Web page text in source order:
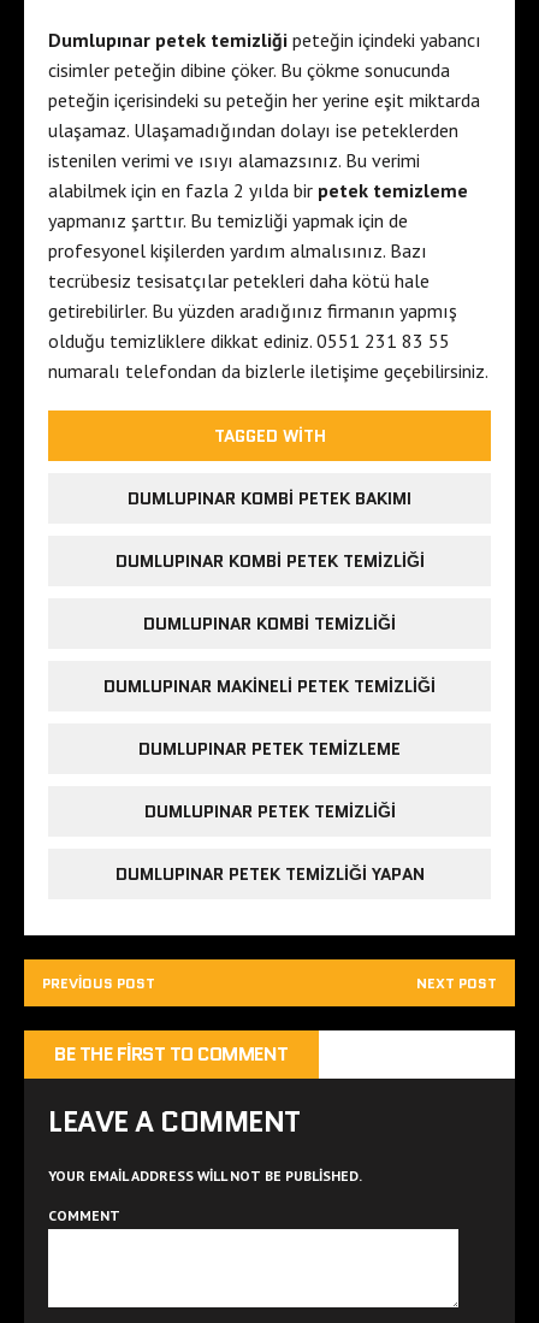
Dumlupınar petek temizliği peteğin içindeki yabancı
cisimler peteğin dibine çöker. Bu çökme sonucunda
peteğin içerisindeki su peteğin her yerine eşit miktarda
ulaşamaz. Ulaşamadığından dolayı ise peteklerden
istenilen verimi ve ısıyı alamazsınız. Bu verimi
alabilmek için en fazla 2 yılda bir petek temizleme
yapmanız şarttır. Bu temizliği yapmak için de
profesyonel kişilerden yardım almalısınız. Bazı
tecrübesiz tesisatçılar petekleri daha kötü hale
getirebilirler. Bu yüzden aradığınız firmanın yapmış
olduğu temizliklere dikkat ediniz. 0551 231 83 55
numaralı telefondan da bizlerle iletişime geçebilirsiniz.
TAGGED WITH
DUMLUPINAR KOMBI PETEK BAKIMI
DUMLUPINAR KOMBI PETEK TEMIZLIĞI
DUMLUPINAR KOMBI TEMIZLIĞI
DUMLUPINAR MAKINELI PETEK TEMIZLIĞI
DUMLUPINAR PETEK TEMIZLEME
DUMLUPINAR PETEK TEMIZLIĞI
DUMLUPINAR PETEK TEMIZLIĞI YAPAN
PREVIOUS POST NEXT POST
BE THE FIRST TO COMMENT
LEAVE A COMMENT
YOUR EMAIL ADDRESS WILL NOT BE PUBLISHED.
COMMENT